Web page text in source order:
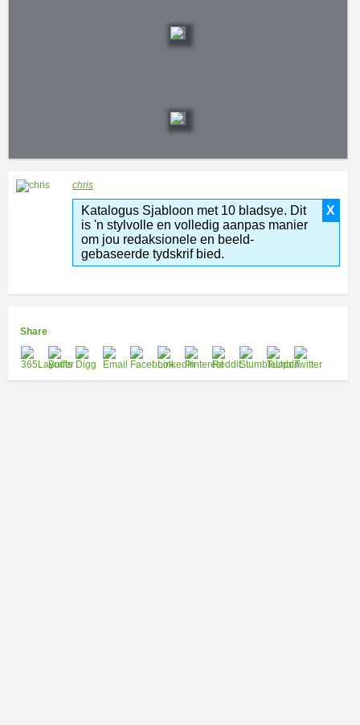
chris
X
Katalogus Sjabloon met 10 bladsye. Dit
is 'n stylvolle en volledig aanpas manier
om jou redaksionele en beeld-
gebaseerde tydskrif bied.
Share